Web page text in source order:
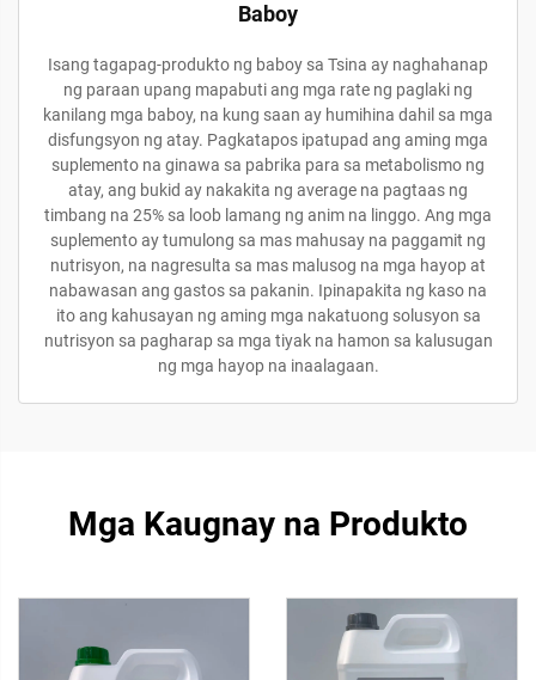
Baboy
Isang tagapag-produkto ng baboy sa Tsina ay naghahanap
ng paraan upang mapabuti ang mga rate ng paglaki ng
kanilang mga baboy, na kung saan ay humihina dahil sa mga
disfungsyon ng atay. Pagkatapos ipatupad ang aming mga
suplemento na ginawa sa pabrika para sa metabolismo ng
atay, ang bukid ay nakakita ng average na pagtaas ng
timbang na 25% sa loob lamang ng anim na linggo. Ang mga
suplemento ay tumulong sa mas mahusay na paggamit ng
nutrisyon, na nagresulta sa mas malusog na mga hayop at
nabawasan ang gastos sa pakanin. Ipinapakita ng kaso na
ito ang kahusayan ng aming mga nakatuong solusyon sa
nutrisyon sa pagharap sa mga tiyak na hamon sa kalusugan
ng mga hayop na inaalagaan.
Mga Kaugnay na Produkto